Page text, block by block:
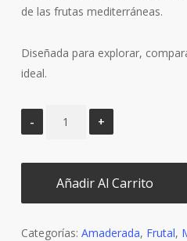
de las frutas mediterráneas.
Diseñada para explorar,
ideal.
Añadir Al Carrito
Categorías: Amaderada, Frutal,